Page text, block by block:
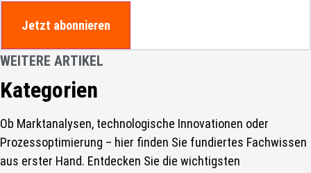
Jetzt abonnieren
WEITERE ARTIKEL
Kategorien
Ob Marktanalysen, technologische Innovationen oder
Prozessoptimierung – hier finden Sie fundiertes Fachwissen
aus erster Hand. Entdecken Sie die wichtigsten